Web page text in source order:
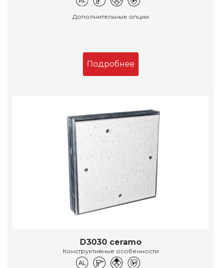
Дополнительные опции
Подробнее
D3030 ceramo
Конструктивные особенности